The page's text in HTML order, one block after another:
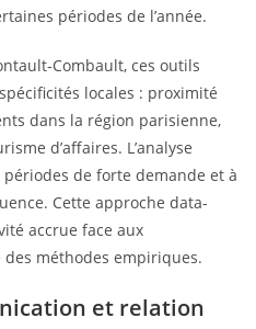
périodes de l’année.
Combault, ces outils
locales : proximité
dans la région parisienne,
d’affaires. L’analyse
de forte demande et à
Cette approche data-
accrue face aux
méthodes empiriques.
et relation